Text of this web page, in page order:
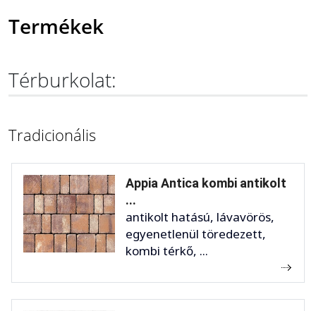
Termékek
Térburkolat:
Tradicionális
Appia Antica kombi antikolt
...
antikolt hatású, lávavörös,
egyenetlenül töredezett,
kombi térkő, ...